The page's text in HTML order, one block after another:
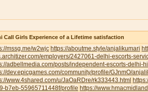
Call Girls Experience of a Lifetime satisfaction
mssg.me/w2wjc https://aboutme.style/anjalikumari
employers/2427061-delhi-escorts-
adbellmedia.com/posts/independent-escorts-
dev.epicgames.com/community/profile/GJnmO/
www.4shared.com/u/JaOaRDre/rk333443.html
b7eb-55965711448f/profile https://